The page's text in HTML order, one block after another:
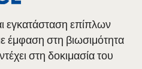
εγκατάσταση επίπλων
έμφαση στη βιωσιμότητα
στη δοκιμασία του